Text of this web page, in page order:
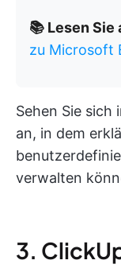
📚 Lesen Sie
zu Microsoft
Sehen Sie sich
an, in dem
verwalten
3.